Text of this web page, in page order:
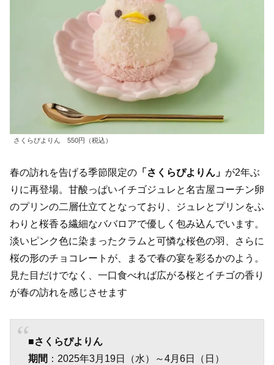
さくらぴよりん 550円（税込）
春の訪れを告げる季節限定の 「さくらぴよりん」 が2年ぶ
りに再登場。甘酸っぱいイチゴジュレと名古屋コーチン卵
のプリンの二層仕立てとなっており、ジュレとプリンをふ
わりと桜香る繊細なババロアで優しく包み込んでいます。
淡いピンク色に染まったクラムと可憐な桜色の羽、さらに
桜の形のチョコレートが、まるで春の宴を彩るかのよう。
見た目だけでなく、一口食べれば広がる桜とイチゴの香り
が春の訪れを感じさせます
■さくらぴよりん
期間 ：2025年3月19日（水）～4月6日（日）